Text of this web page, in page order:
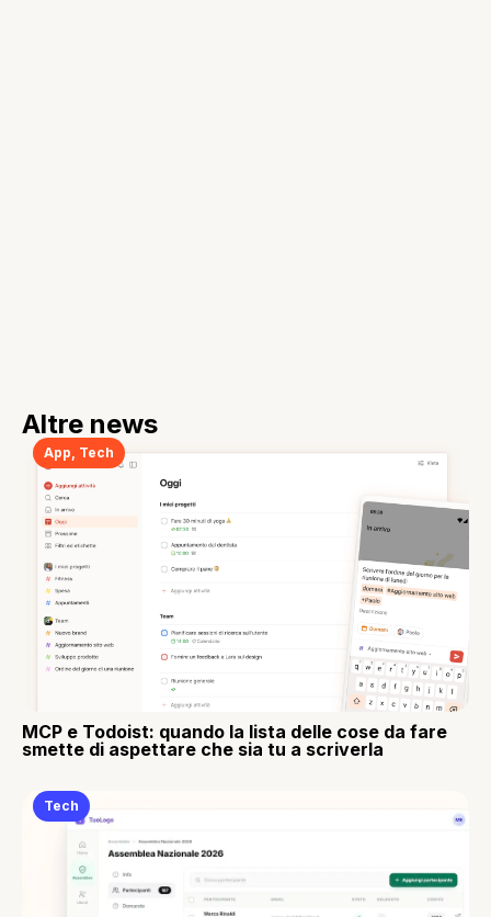
Altre news
App Tech
MCP e Todoist: quando la lista delle cose da fare
smette di aspettare che sia tu a scriverla
Tech